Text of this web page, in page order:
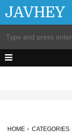
JAVHEY
HOME CATEGORIES